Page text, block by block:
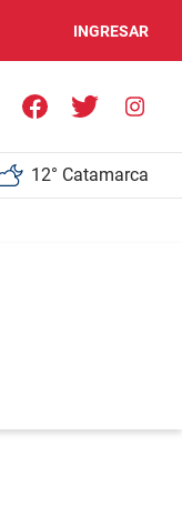
INGRESAR
12° Catamarca